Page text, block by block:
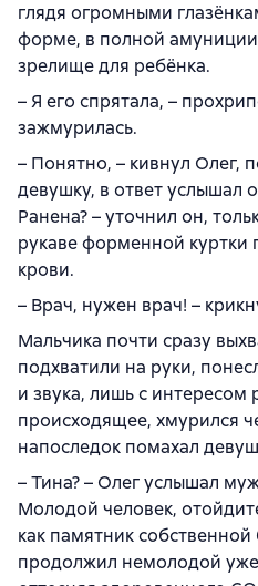
глядя огромными
форме, в полной
зрелище для ребёнка.
– Я его спрятала, –
зажмурилась.
– Понятно, – кивнул Олег,
девушку, в ответ услышал
Ранена? – уточнил он,
рукаве форменной куртки
крови.
– Врач, нужен врач! –
Мальчика почти сразу
подхватили на руки,
и звука, лишь с интересом
происходящее, хмурился
напоследок помахал
– Тина? – Олег услышал
Молодой человек,
как памятник
продолжил немолодой